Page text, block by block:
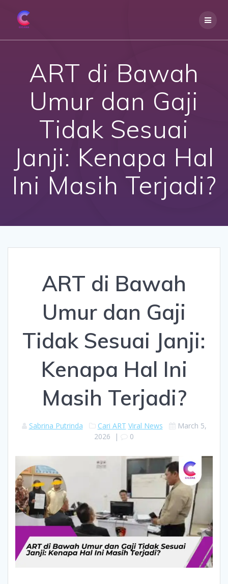
ART di Bawah
Umur dan Gaji
Tidak Sesuai
Janji: Kenapa Hal
Ini Masih Terjadi?
ART di Bawah
Umur dan Gaji
Tidak Sesuai Janji:
Kenapa Hal Ini
Masih Terjadi?
Sabrina Putrinda Cari ART Viral News
March 5,
2026 | 0